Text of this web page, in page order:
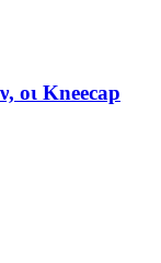
οι Kneecap